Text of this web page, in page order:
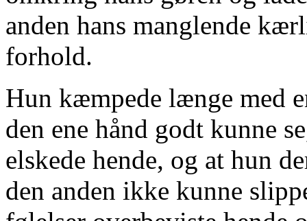
anden hans manglende
forhold.
Hun kæmpede længe med
den ene hånd godt kunne
elskede hende, og at hun
den anden ikke kunne